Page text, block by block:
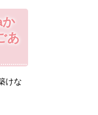
か
あ
けな